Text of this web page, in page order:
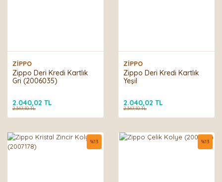
ZİPPO
Zippo Deri Kredi Kartlık
Gri (2006035)
2.040,02 TL
2.347,10 TL
ZİPPO
Zippo Deri Kredi Kartlık
Yeşil
2.040,02 TL
2.347,10 TL
%13 %13